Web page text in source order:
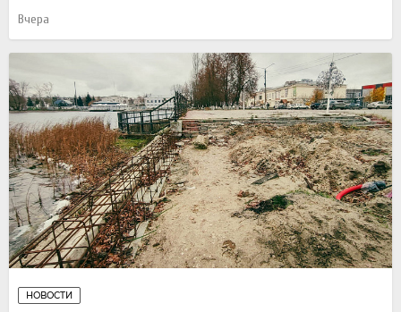
Вчера
НОВОСТИ